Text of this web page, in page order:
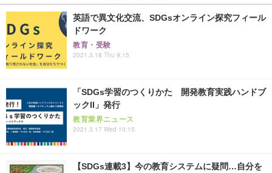
英語で異文化交流、SDGsオンライン探究フィール
ドワーク
教育・受験
2021.3.18 Thu 9:15
「SDGs学習のつくりかた 開発教育実践ハンドブ
ックII」発行
教育業界ニュース
2021.3.17 Wed 10:15
【SDGs連載3】今の教育システムに疑問…自分を